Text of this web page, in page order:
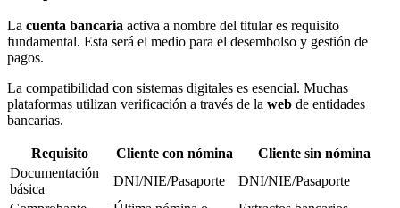
La cuenta bancaria activa a nombre del titular es requisito
fundamental. Esta será el medio para el desembolso y gestión de
pagos.
La compatibilidad con sistemas digitales es esencial. Muchas
plataformas utilizan verificación a través de la web de entidades
bancarias.
Requisito Cliente con nómina
Cliente sin nómina
Documentación
básica
DNI/NIE/Pasaporte
DNI/NIE/Pasaporte